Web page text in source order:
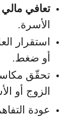
تعافي مالي
الأسرة.
استقرار
أو ضغط.
تحقّق
الزوج أو
عودة